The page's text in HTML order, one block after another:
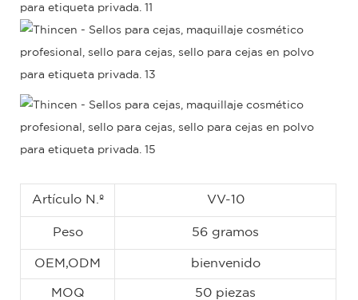
Artículo N.º VV-10
Peso 56 gramos
OEM,ODM bienvenido
MOQ 50 piezas